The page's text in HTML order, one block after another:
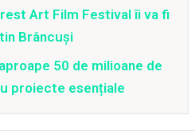
Art Film Festival îi va fi
Brâncuși
50 de milioane de
proiecte esențiale